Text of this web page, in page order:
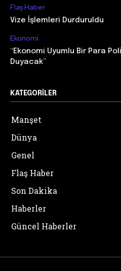
Flaş Haber
Vize İşlemleri Durduruldu
Ekonomi
“Ekonomi Uyumlu Bir Para
Duyacak”
KATEGORILER
Manşet
Dünya
Genel
Flaş Haber
Son Dakika
Haberler
Güncel Haberler